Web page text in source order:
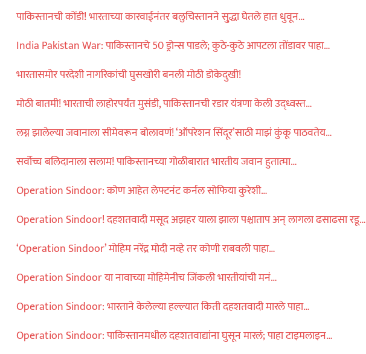
पाकिस्तानची कोंडी! भारताच्या कारवाईनंतर बलुचिस्तानने सु्द्धा घेतले हात धुवून…
India Pakistan War: पाकिस्तानचे 50 ड्रोन्स पाडले; कुठे-कुठे आपटला तोंडावर पाहा…
भारतासमोर परदेशी नागरिकांची घुसखोरी बनली मोठी डोकेदुखी!
मोठी बातमी! भारताची लाहोरपर्यंत मुसंडी, पाकिस्तानची रडार यंत्रणा केली उद्ध्वस्त…
लग्न झालेल्या जवानाला सीमेवरून बोलावणं! ‘ऑपरेशन सिंदूर’साठी माझं कुंकू पाठवतेय…
सर्वोच्च बलिदानाला सलाम! पाकिस्तानच्या गोळीबारात भारतीय जवान हुतात्मा…
Operation Sindoor: कोण आहेत लेफ्टनंट कर्नल सोफिया कुरेशी…
Operation Sindoor! दहशतवादी मसूद अझहर याला झाला पश्चाताप अन् लागला ढसाढसा रडू…
‘Operation Sindoor’ मोहिम नरेंद्र मोदी नव्हे तर कोणी राबवली पाहा…
Operation Sindoor या नावाच्या मोहिमेनीच जिंकली भारतीयांची मनं…
Operation Sindoor: भारताने केलेल्या हल्ल्यात किती दहशतवादी मारले पाहा…
Operation Sindoor: पाकिस्तानमधील दहशतवाद्यांना घुसून मारलं; पाहा टाइमलाइन…